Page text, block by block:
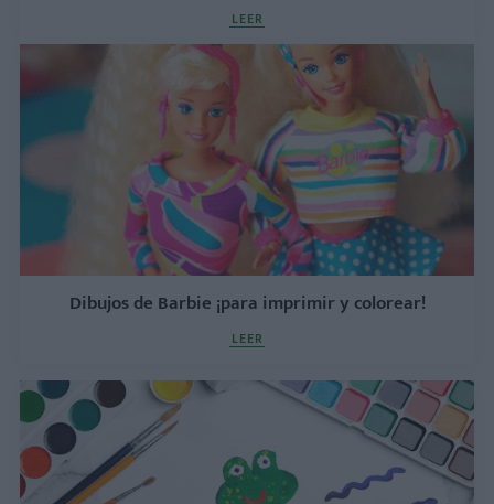
LEER
Dibujos de Barbie ¡para imprimir y colorear!
LEER